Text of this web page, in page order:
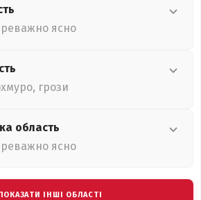
ясно
грози
область
ясно
ІНШІ ОБЛАСТІ